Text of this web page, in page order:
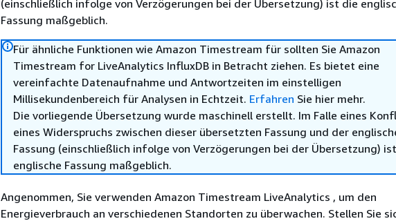
(einschließlich infolge von Verzögerungen bei der Übersetzung) ist die
Fassung maßgeblich.
Für ähnliche Funktionen wie Amazon Timestream für sollten Sie Amazon
Timestream for LiveAnalytics InfluxDB in Betracht ziehen. Es bietet eine
vereinfachte Datenaufnahme und Antwortzeiten im einstelligen
Millisekundenbereich für Analysen in Echtzeit. Erfahren Sie hier mehr.
Die vorliegende Übersetzung wurde maschinell erstellt. Im Falle eines
eines Widerspruchs zwischen dieser übersetzten Fassung und der
Fassung (einschließlich infolge von Verzögerungen bei der Übersetzung)
englische Fassung maßgeblich.
Angenommen, Sie verwenden Amazon Timestream LiveAnalytics , um den
Energieverbrauch an verschiedenen Standorten zu überwachen. Stellen Sie